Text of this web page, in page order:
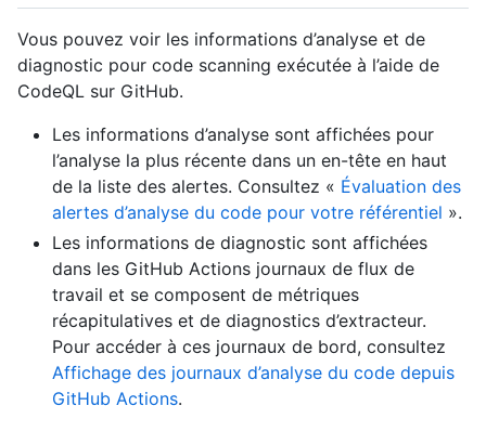
Vous pouvez voir les informations d’analyse et de
diagnostic pour code scanning exécutée à l’aide de
CodeQL sur GitHub.
Les informations d’analyse sont affichées pour
l’analyse la plus récente dans un en-tête en haut
de la liste des alertes. Consultez « Évaluation des
alertes d’analyse du code pour votre référentiel ».
Les informations de diagnostic sont affichées
dans les GitHub Actions journaux de flux de
travail et se composent de métriques
récapitulatives et de diagnostics d’extracteur.
Pour accéder à ces journaux de bord, consultez
Affichage des journaux d’analyse du code depuis
GitHub Actions.